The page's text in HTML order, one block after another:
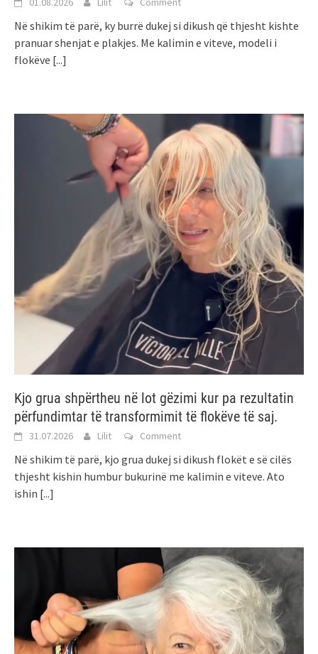
Në shikim të parë, ky burrë dukej si dikush që thjesht kishte
pranuar shenjat e plakjes. Me kalimin e viteve, modeli i
flokëve [...]
Kjo grua shpërtheu në lot gëzimi kur pa rezultatin
përfundimtar të transformimit të flokëve të saj.
31.07.2026 Lilit Comment
Në shikim të parë, kjo grua dukej si dikush flokët e së cilës
thjesht kishin humbur bukurinë me kalimin e viteve. Ato
ishin [...]